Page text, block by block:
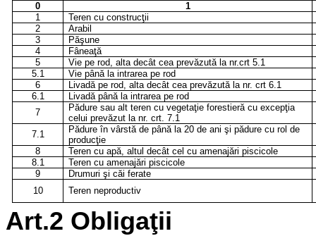
0
1
1
Teren cu construcţii
2
Arabil
3
Păşune
4
Fâneaţă
5
Vie pe rod, alta decât cea prevăzută la nr.crt 5.1
5.1
Vie până la intrarea pe rod
6
Livadă pe rod, alta decât cea prevăzută la nr. crt 6.1
6.1
Livadă până la intrarea pe rod
7
Pădure sau alt teren cu vegetaţie forestieră cu excepţia
celui prevăzut la nr. crt. 7.1
7.1
Pădure în vârstă de până la 20 de ani şi pădure cu rol de
producţie
8
Teren cu apă, altul decât cel cu amenajări piscicole
8.1
Teren cu amenajări piscicole
9
Drumuri şi căi ferate
10
Teren neproductiv
Art.2 Obligaţii